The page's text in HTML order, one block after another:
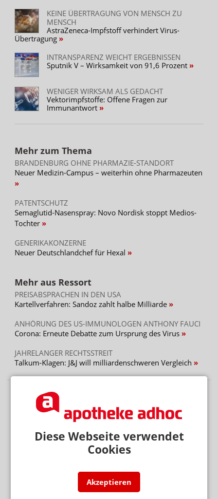
Diese Webseite verwendet
Cookies
Akzeptieren
KEINE ÜBERTRAGUNG VON MENSCH ZU
MENSCH
AstraZeneca-Impfstoff verhindert Virus-
Übertragung
INTRANSPARENZ WEICHT ERGEBNISSEN
Sputnik V – Wirksamkeit von 91,6 Prozent
WENIGER WIRKSAM ALS GEDACHT
Vektorimpfstoffe: Offene Fragen zur
Immunantwort
Mehr zum Thema
BRANDENBURG OHNE PHARMAZIE-STANDORT
Neuer Medizin-Campus – weiterhin ohne Pharmazeuten
PATENTSCHUTZ
Semaglutid-Nasenspray: Novo Nordisk stoppt Medios-
Tochter
GENERIKAKONZERNE
Neuer Deutschlandchef für Hexal
Mehr aus Ressort
PREISABSPRACHEN IN DEN USA
Kartellverfahren: Sandoz zahlt halbe Milliarde
ANHÖRUNG DES US-IMMUNOLOGEN ANTHONY FAUCI
Corona: Erneute Debatte zum Ursprung des Virus
JAHRELANGER RECHTSSTREIT
Talkum-Klagen: J&J will milliardenschweren Vergleich